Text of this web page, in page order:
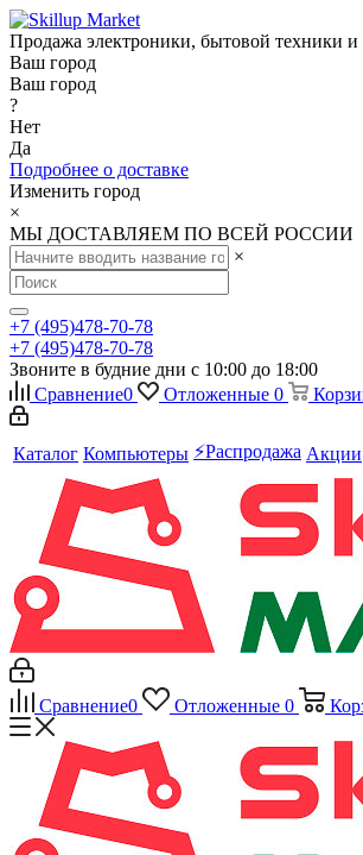
Продажа электроники, бытовой техники и
Ваш город
Ваш город
?
Нет
Да
Подробнее о доставке
Изменить город
×
МЫ ДОСТАВЛЯЕМ ПО ВСЕЙ РОССИИ
×
+7 (495)478-70-78
+7 (495)478-70-78
Звоните в будние дни с 10:00 до 18:00
Сравнение0 Отложенные 0
Каталог Компьютеры ⚡️Распродажа Акции
Сравнение0 Отложенные 0